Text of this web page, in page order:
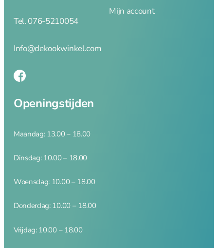
Tel. 076-5210054
Info@dekookwinkel.com
Mijn account
Openingstijden
Maandag: 13.00 – 18.00
Dinsdag: 10.00 – 18.00
Woensdag: 10.00 – 18.00
Donderdag: 10.00 – 18.00
Vrijdag: 10.00 – 18.00